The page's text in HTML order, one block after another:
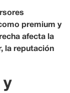
premium y
afecta la
la reputación
y